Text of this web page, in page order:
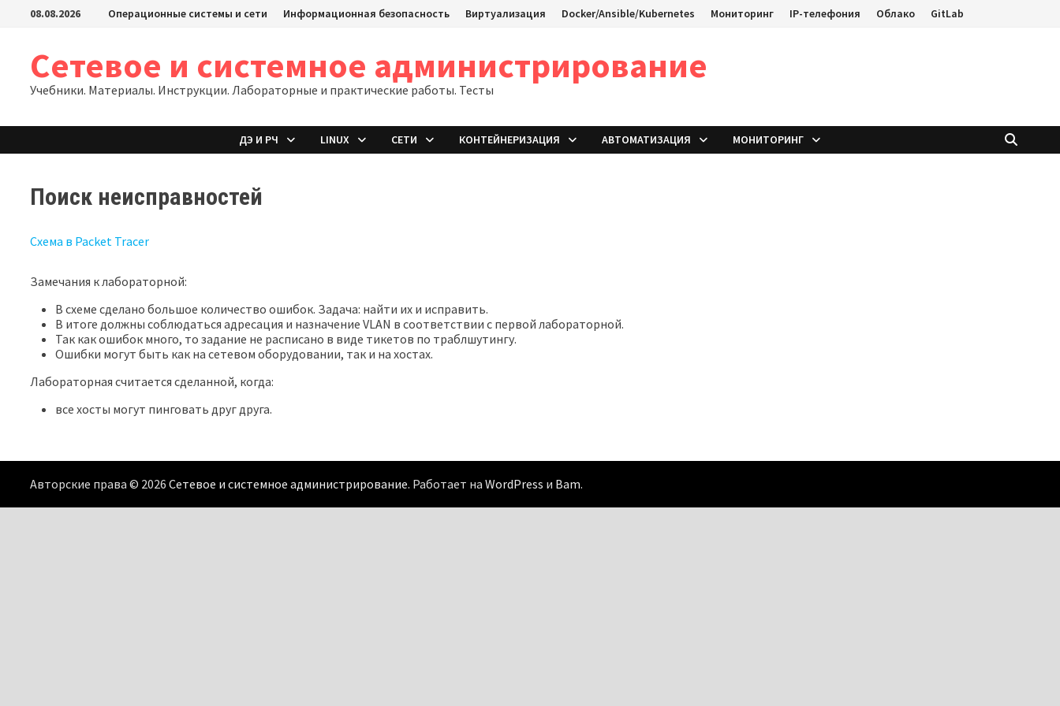
Перейти08.08.2026 Операционные системы и сети Информационная безопасность Виртуализация Docker/Ansible/Kubernetes Мониторинг IP-телефония Облако GitLab
Сетевое и системное администрирование
Учебники. Материалы. Инструкции. Лабораторные и практические работы. Тесты
ДЭ И РЧ LINUX СЕТИ КОНТЕЙНЕРИЗАЦИЯ АВТОМАТИЗАЦИЯ МОНИТОРИНГ
Поиск неисправностей
Схема в Packet Tracer
Замечания к лабораторной:
В схеме сделано большое количество ошибок. Задача: найти их и исправить.
В итоге должны соблюдаться адресация и назначение VLAN в соответствии с первой лабораторной.
Так как ошибок много, то задание не расписано в виде тикетов по траблшутингу.
Ошибки могут быть как на сетевом оборудовании, так и на хостах.
Лабораторная считается сделанной, когда:
все хосты могут пинговать друг друга.
Авторские права © 2026Сетевое и системное администрирование. Работает наWordPress и Bam.